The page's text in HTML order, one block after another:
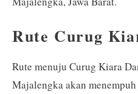
Rute Curug
Rute menuju Curug Kiara
Majalengka akan